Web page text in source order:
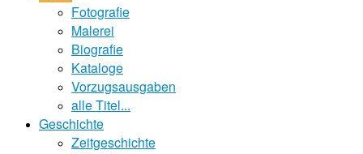
Fotografie
Malerei
Biografie
Kataloge
Vorzugsausgaben
alle Titel...
Geschichte
Zeitgeschichte